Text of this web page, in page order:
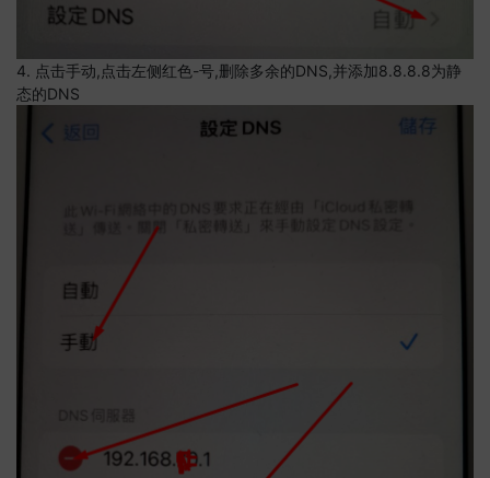
4. 点击手动,点击左侧红色-号,删除多余的DNS,并添加8.8.8.8为静
态的DNS